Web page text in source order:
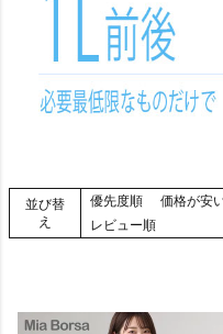
並び替
え
優先度順 価格が安
レビュー順